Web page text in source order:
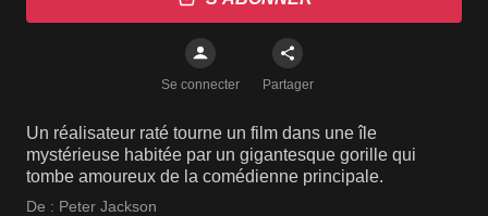
Se connecter Partager
Un réalisateur raté tourne un film dans une île
mystérieuse habitée par un gigantesque gorille qui
tombe amoureux de la comédienne principale.
De : Peter Jackson